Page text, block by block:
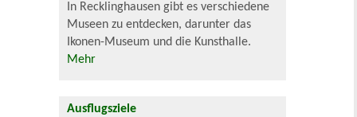
In Recklinghausen gibt es verschiedene
Museen zu entdecken, darunter das
Ikonen-Museum und die Kunsthalle.
Mehr
Ausflugsziele